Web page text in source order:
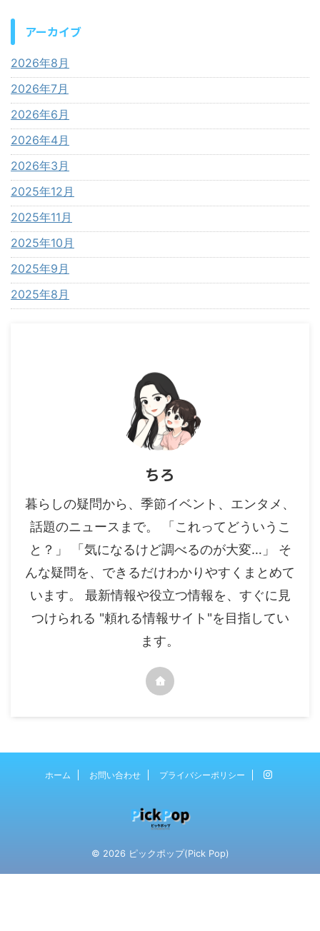
アーカイブ
2026年8月
2026年7月
2026年6月
2026年4月
2026年3月
2025年12月
2025年11月
2025年10月
2025年9月
2025年8月
ちろ
暮らしの疑問から、季節イベント、エンタメ、
話題のニュースまで。 「これってどういうこ
と？」 「気になるけど調べるのが大変…」 そ
んな疑問を、できるだけわかりやすくまとめて
います。 最新情報や役立つ情報を、すぐに見
つけられる "頼れる情報サイト"を目指してい
ます。
ホーム お問い合わせ プライバシーポリシー
© 2026 ピックポップ(Pick Pop)